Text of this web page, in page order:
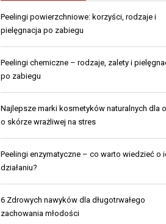
Peelingi powierzchniowe: korzyści, rodzaje i
pielęgnacja po zabiegu
Peelingi chemiczne – rodzaje, zalety i
po zabiegu
Najlepsze marki kosmetyków naturalnych dla
o skórze wrażliwej na stres
Peelingi enzymatyczne – co warto wiedzieć o
działaniu?
6 Zdrowych nawyków dla długotrwałego
zachowania młodości